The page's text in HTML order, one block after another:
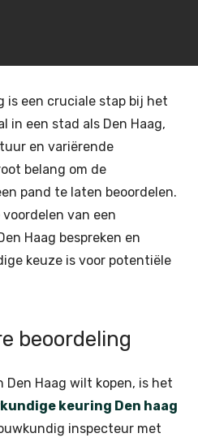
is een cruciale stap bij het
in een stad als Den Haag,
en variërende
belang om de
pand te laten beoordelen.
van een
Haag bespreken en
keuze is voor potentiële
beoordeling
Den Haag wilt kopen, is het
keuring Den haag
inspecteur met